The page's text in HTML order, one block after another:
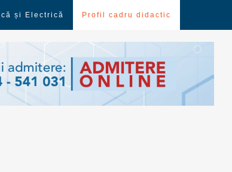
și Electrică Profil cadru didactic